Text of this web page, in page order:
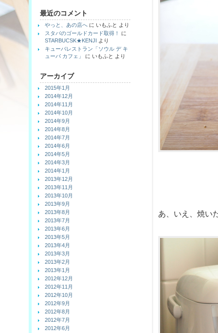
あ、いえ、焼い
最近のコメント
やっと、あの店へ に いもふと より
スタバのゴールドカード取得！
に
STARBUCSK★KENJI より
キューバレストラン「ソウル デ キ
ューバ カフェ」
に いもふと より
アーカイブ
2015年1月
2014年12月
2014年11月
2014年10月
2014年9月
2014年8月
2014年7月
2014年6月
2014年5月
2014年3月
2014年1月
2013年12月
2013年11月
2013年10月
2013年9月
2013年8月
2013年7月
2013年6月
2013年5月
2013年4月
2013年3月
2013年2月
2013年1月
2012年12月
2012年11月
2012年10月
2012年9月
2012年8月
2012年7月
2012年6月